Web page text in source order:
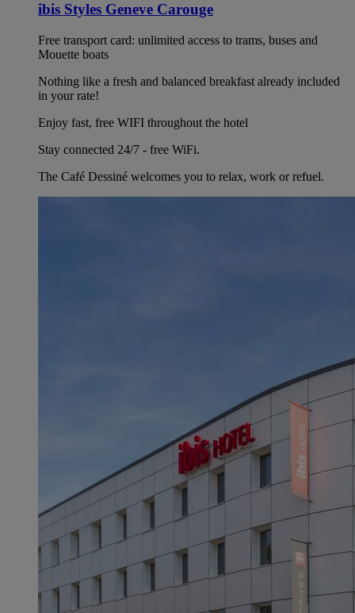
ibis Styles Geneve Carouge
Free transport card: unlimited access to trams, buses and
Mouette boats
Nothing like a fresh and balanced breakfast already included
in your rate!
Enjoy fast, free WIFI throughout the hotel
Stay connected 24/7 - free WiFi.
The Café Dessiné welcomes you to relax, work or refuel.